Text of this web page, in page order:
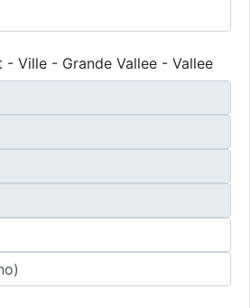
- Ville - Grande Vallee - Vallee